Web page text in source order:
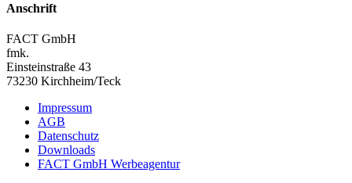
Anschrift
FACT GmbH
fmk.
Einsteinstraße 43
73230 Kirchheim/Teck
Impressum
AGB
Datenschutz
Downloads
FACT GmbH Werbeagentur